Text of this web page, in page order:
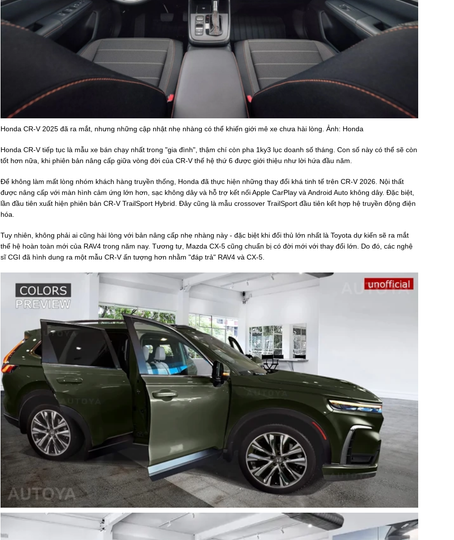
Honda CR-V 2025 đã ra mắt, nhưng những cập nhật nhẹ nhàng có thể khiến giới mê xe chưa hài lòng. Ảnh: Honda
Honda CR-V tiếp tục là mẫu xe bán chạy nhất trong "gia đình", thậm chí còn pha 1ky3 lục doanh số tháng. Con số này có thể sẽ còn
tốt hơn nữa, khi phiên bản nâng cấp giữa vòng đời của CR-V thế hệ thứ 6 được giới thiệu như lời hứa đầu năm.
Để không làm mất lòng nhóm khách hàng truyền thống, Honda đã thực hiện những thay đổi khá tinh tế trên CR-V 2026. Nội thất
được nâng cấp với màn hình cảm ứng lớn hơn, sạc không dây và hỗ trợ kết nối Apple CarPlay và Android Auto không dây. Đặc biệt,
lần đầu tiên xuất hiện phiên bản CR-V TrailSport Hybrid. Đây cũng là mẫu crossover TrailSport đầu tiên kết hợp hệ truyền động điện
hóa.
Tuy nhiên, không phải ai cũng hài lòng với bản nâng cấp nhẹ nhàng này - đặc biệt khi đối thủ lớn nhất là Toyota dự kiến sẽ ra mắt
thế hệ hoàn toàn mới của RAV4 trong năm nay. Tương tự, Mazda CX-5 cũng chuẩn bị có đời mới với thay đổi lớn. Do đó, các nghệ
sĩ CGI đã hình dung ra một mẫu CR-V ấn tượng hơn nhằm "đáp trả" RAV4 và CX-5.